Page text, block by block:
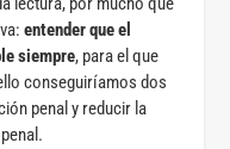
entender que el
siempre, para el que
conseguiríamos dos
penal y reducir la